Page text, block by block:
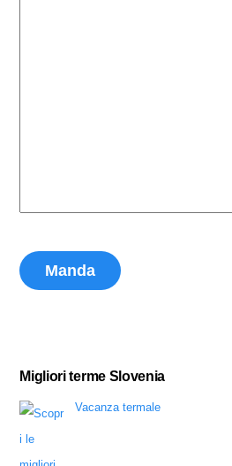
Migliori terme Slovenia
Vacanza termale